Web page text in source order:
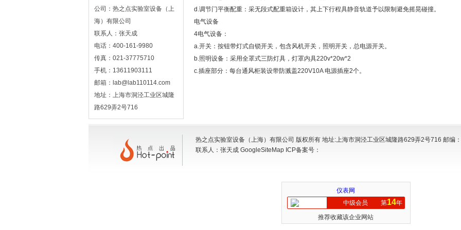
公司：热之点实验室设备（上
海）有限公司
联系人：张天成
电话：400-161-9980
传真：021-37775710
手机：13611903111
邮箱：lab@lab110114.com
地址：上海市洞泾工业区城隆
路629弄2号716
d.调节门平衡配重：采无段式配重箱设计，其上下行程具静音轨道予以限制避免摇晃碰撞。
电气设备
4电气设备：
a.开关：按钮带灯式自锁开关，包含风机开关，照明开关，总电源开关。
b.照明设备：采用全罩式三防灯具，灯罩内具220v*20w*2
c.插座部分：每台通风柜装设带防溅盖220V10A 电源插座2个。
热之点实验室设备（上海）有限公司 版权所有 地址:上海市洞泾工业区城隆路629弄2号716 邮编
联系人：张天成 GoogleSiteMap ICP备案号：
仪表网
中级会员
第14年
推荐收藏该企业网站